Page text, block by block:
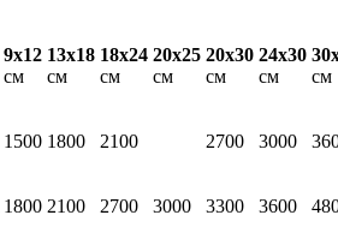
9х12
см
13х18
см
18х24
см
20х25
см
20х30
см
24х30
см
см
1500 1800 2100 2700 3000
1800 2100 2700 3000 3300 3600